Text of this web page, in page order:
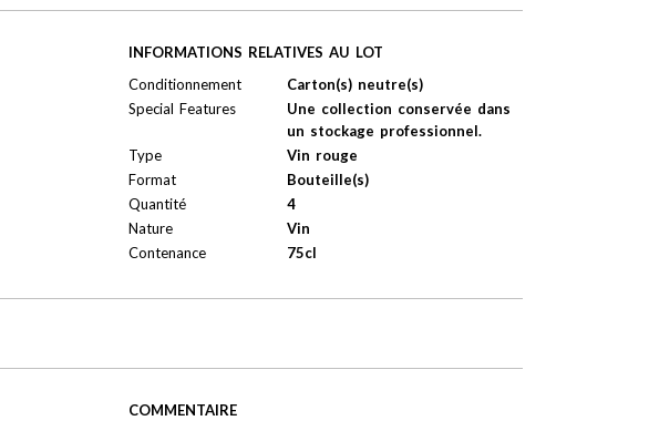
INFORMATIONS RELATIVES AU LOT
Conditionnement
Carton(s) neutre(s)
Special Features
Une collection conservée dans
un stockage professionnel.
Type
Vin rouge
Format
Bouteille(s)
Quantité
4
Nature
Vin
Contenance
75cl
COMMENTAIRE